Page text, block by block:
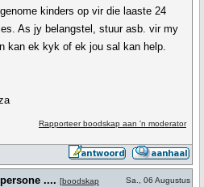
kinders op vir die laaste 24
As jy belangstel, stuur asb. vir my
kan ek kyk of ek jou sal kan help.
Rapporteer boodskap aan 'n moderator
.... [boodskap
Sa., 06 Augustus